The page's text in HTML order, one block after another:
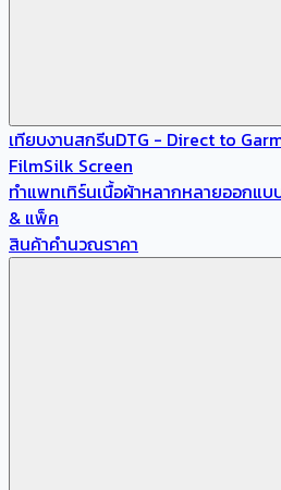
เทียบงานสกรีนDTG - Direct to
FilmSilk Screen
ทำแพทเทิร์นเนื้อผ้าหลากหลายออกแบ
& แพ็ค
สินค้าคำนวณราคา